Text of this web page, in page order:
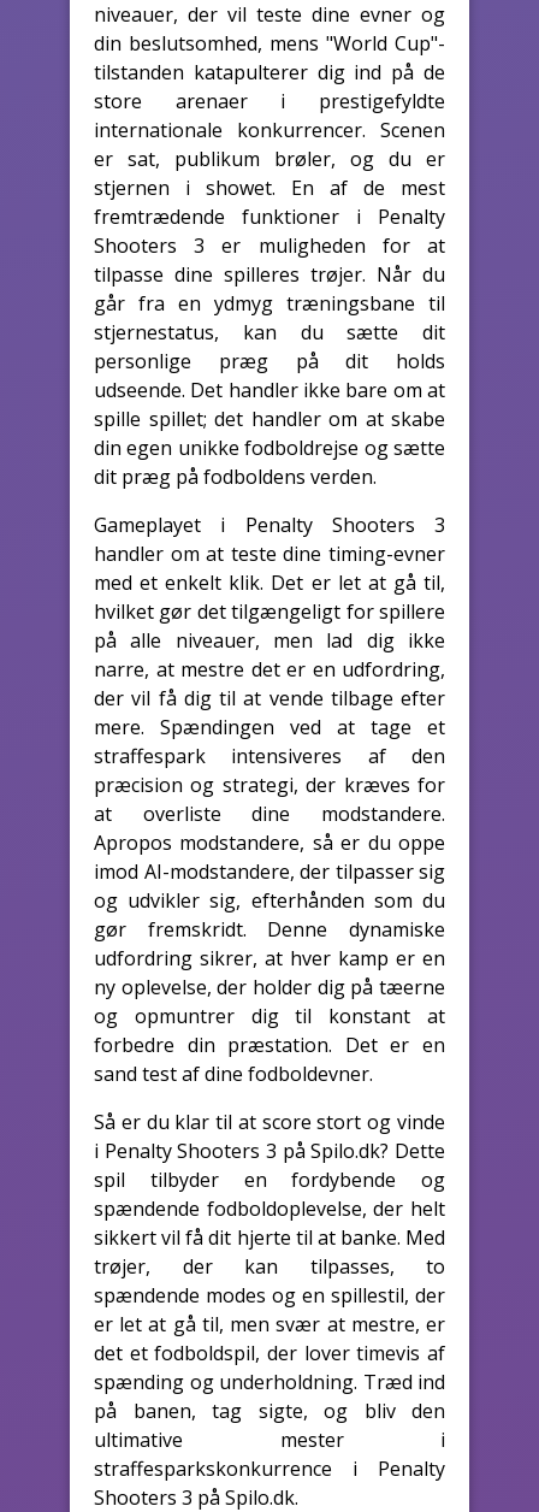
niveauer, der vil teste dine evner og
din beslutsomhed, mens "World Cup"-
tilstanden katapulterer dig ind på de
store arenaer i prestigefyldte
internationale konkurrencer. Scenen
er sat, publikum brøler, og du er
stjernen i showet. En af de mest
fremtrædende funktioner i Penalty
Shooters 3 er muligheden for at
tilpasse dine spilleres trøjer. Når du
går fra en ydmyg træningsbane til
stjernestatus, kan du sætte dit
personlige præg på dit holds
udseende. Det handler ikke bare om at
spille spillet; det handler om at skabe
din egen unikke fodboldrejse og sætte
dit præg på fodboldens verden.
Gameplayet i Penalty Shooters 3
handler om at teste dine timing-evner
med et enkelt klik. Det er let at gå til,
hvilket gør det tilgængeligt for spillere
på alle niveauer, men lad dig ikke
narre, at mestre det er en udfordring,
der vil få dig til at vende tilbage efter
mere. Spændingen ved at tage et
straffespark intensiveres af den
præcision og strategi, der kræves for
at overliste dine modstandere.
Apropos modstandere, så er du oppe
imod AI-modstandere, der tilpasser sig
og udvikler sig, efterhånden som du
gør fremskridt. Denne dynamiske
udfordring sikrer, at hver kamp er en
ny oplevelse, der holder dig på tæerne
og opmuntrer dig til konstant at
forbedre din præstation. Det er en
sand test af dine fodboldevner.
Så er du klar til at score stort og vinde
i Penalty Shooters 3 på Spilo.dk? Dette
spil tilbyder en fordybende og
spændende fodboldoplevelse, der helt
sikkert vil få dit hjerte til at banke. Med
trøjer, der kan tilpasses, to
spændende modes og en spillestil, der
er let at gå til, men svær at mestre, er
det et fodboldspil, der lover timevis af
spænding og underholdning. Træd ind
på banen, tag sigte, og bliv den
ultimative mester i
straffesparkskonkurrence i Penalty
Shooters 3 på Spilo.dk.